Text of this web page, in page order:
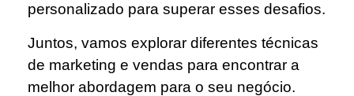
personalizado para superar esses desafios.
Juntos, vamos explorar diferentes técnicas
de marketing e vendas para encontrar a
melhor abordagem para o seu negócio.